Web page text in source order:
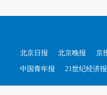
北京日报 北京晚报 京
中国青年报 21世纪经济